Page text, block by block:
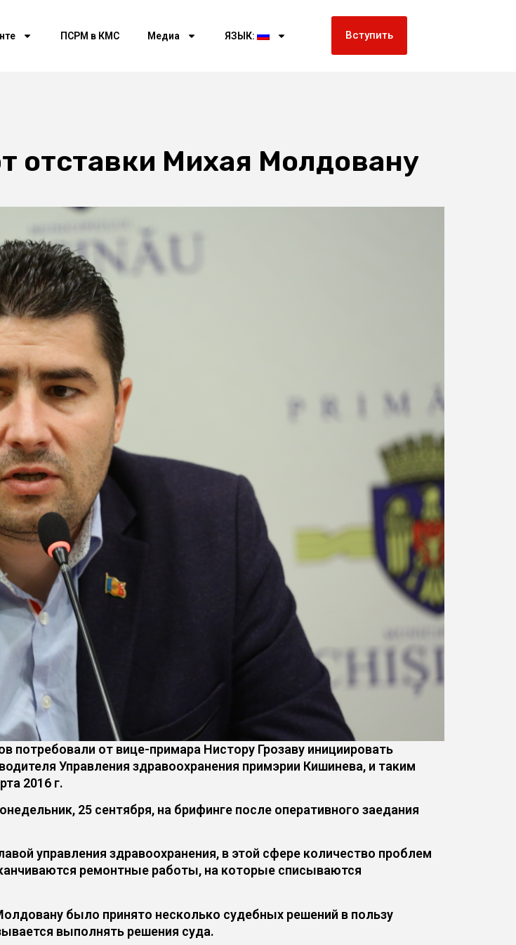
ПСРМ в КМС Медиа ЯЗЫК: Вступить
отставки Михая Молдовану
от вице-примара Нистору Грозаву инициировать
Управления здравоохранения примэрии Кишинева, и таким
2016 г.
25 сентября, на брифинге после оперативного заедания
управления здравоохранения, в этой сфере количество проблем
ремонтные работы, на которые списываются
было принято несколько судебных решений в пользу
выполнять решения суда.